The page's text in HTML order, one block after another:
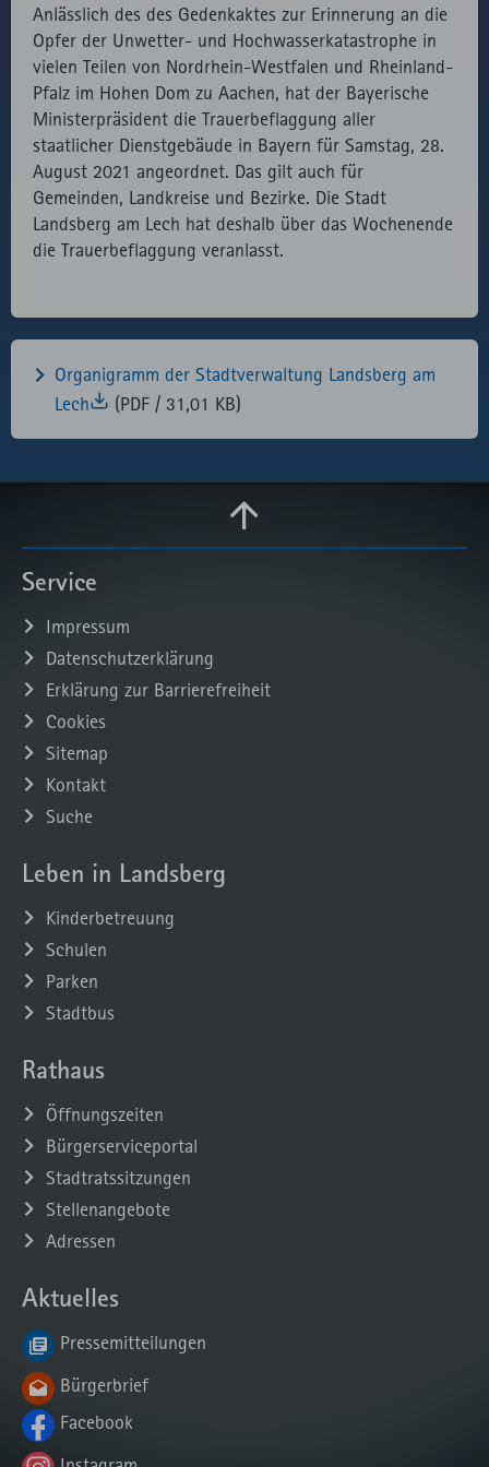
Anlässlich des des Gedenkaktes zur Erinnerung an die
Opfer der Unwetter- und Hochwasserkatastrophe in
vielen Teilen von Nordrhein-Westfalen und Rheinland-
Pfalz im Hohen Dom zu Aachen, hat der Bayerische
Ministerpräsident die Trauerbeflaggung aller
staatlicher Dienstgebäude in Bayern für Samstag, 28.
August 2021 angeordnet. Das gilt auch für
Gemeinden, Landkreise und Bezirke. Die Stadt
Landsberg am Lech hat deshalb über das Wochenende
die Trauerbeflaggung veranlasst.
Organigramm der Stadtverwaltung Landsberg am
Lech
(PDF / 31,01 KB)
Service
Impressum
Datenschutzerklärung
Erklärung zur Barrierefreiheit
Cookies
Sitemap
Kontakt
Suche
Leben in Landsberg
Kinderbetreuung
Schulen
Parken
Stadtbus
Rathaus
Öffnungszeiten
Bürgerserviceportal
Stadtratssitzungen
Stellenangebote
Adressen
Aktuelles
Pressemitteilungen
Bürgerbrief
Facebook
des lokal
eingebunden
Fonts.